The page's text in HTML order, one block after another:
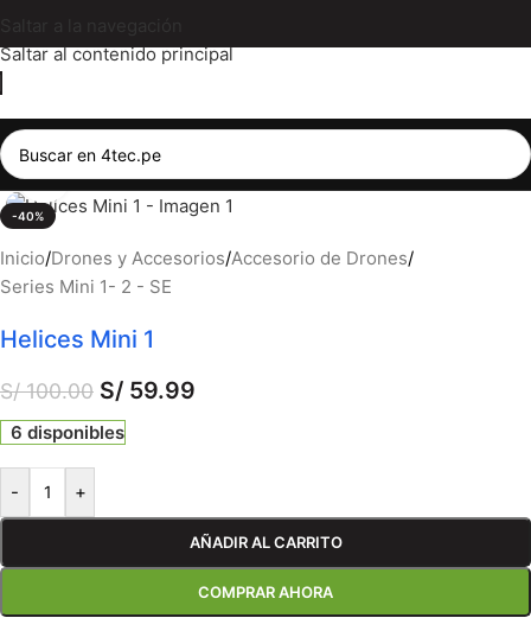
Saltar al contenido principal
-40%
Haga clic para ampliar
Inicio/Drones y Accesorios/Accesorio de Drones/
Series Mini 1- 2 - SE
Helices Mini 1
S/100.00 S/ 59.99
6 disponibles
- +
AÑADIR AL CARRITO
COMPRAR AHORA